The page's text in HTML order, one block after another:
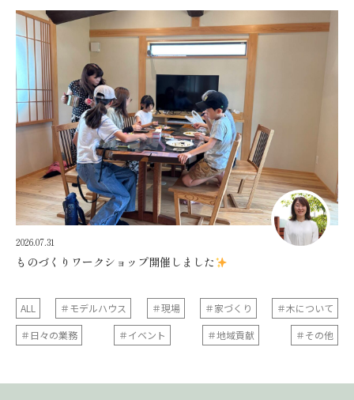
2026.07.31
ものづくりワークショップ開催しました
ALL ＃モデルハウス ＃現場 ＃家づくり
＃木について
＃日々の業務
＃イベント ＃地域貢献 ＃その他